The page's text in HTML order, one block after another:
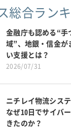
総合ラン
金融庁も認める“手
域”、地銀・信金が
い支援とは？
2026/07/31
ニチレイ物流シス
なぜ10日でサイバ
きたのか？